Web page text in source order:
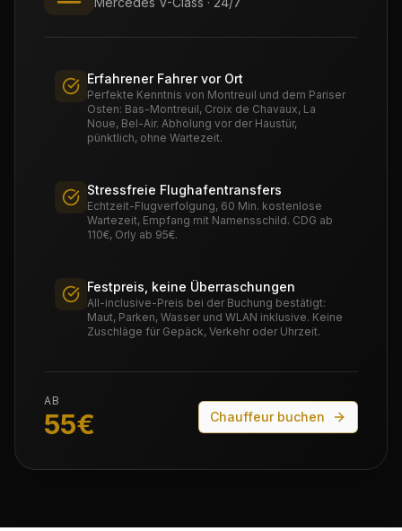
Erfahrener Fahrer vor Ort
Perfekte Kenntnis von Montreuil und dem Pariser
Osten: Bas-Montreuil, Croix de Chavaux, La
Noue, Bel-Air. Abholung vor der Haustür,
pünktlich, ohne Wartezeit.
Stressfreie Flughafentransfers
Echtzeit-Flugverfolgung, 60 Min. kostenlose
Wartezeit, Empfang mit Namensschild. CDG ab
110€, Orly ab 95€.
Festpreis, keine Überraschungen
All-inclusive-Preis bei der Buchung bestätigt:
Maut, Parken, Wasser und WLAN inklusive. Keine
Zuschläge für Gepäck, Verkehr oder Uhrzeit.
AB
55€ Chauffeur buchen